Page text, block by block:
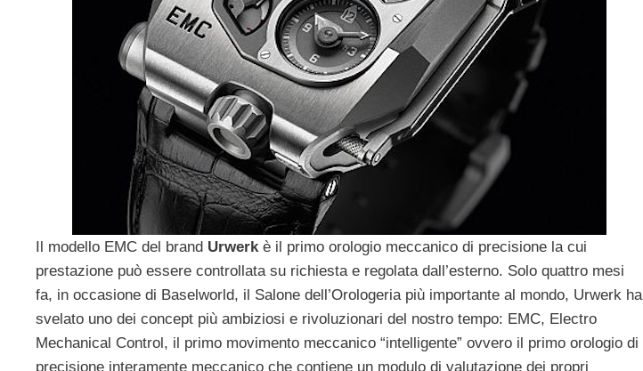
Il modello EMC del brand Urwerk è il primo orologio meccanico di precisione la cui
prestazione può essere controllata su richiesta e regolata dall’esterno. Solo quattro mesi
fa, in occasione di Baselworld, il Salone dell’Orologeria più importante al mondo, Urwerk ha
svelato uno dei concept più ambiziosi e rivoluzionari del nostro tempo: EMC, Electro
Mechanical Control, il primo movimento meccanico “intelligente” ovvero il primo orologio di
precisione interamente meccanico che contiene un modulo di valutazione dei propri